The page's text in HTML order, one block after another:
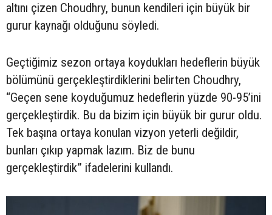
altını çizen Choudhry, bunun kendileri için büyük bir
gurur kaynağı olduğunu söyledi.
Geçtiğimiz sezon ortaya koydukları hedeflerin büyük
bölümünü gerçekleştirdiklerini belirten Choudhry,
“Geçen sene koyduğumuz hedeflerin yüzde 90-95’ini
gerçekleştirdik. Bu da bizim için büyük bir gurur oldu.
Tek başına ortaya konulan vizyon yeterli değildir,
bunları çıkıp yapmak lazım. Biz de bunu
gerçekleştirdik” ifadelerini kullandı.